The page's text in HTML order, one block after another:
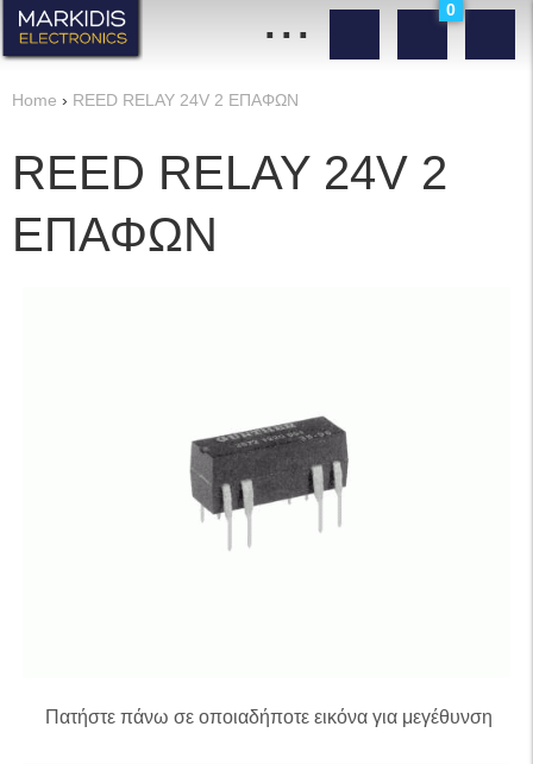
0
...
Home › REED RELAY 24V 2 ΕΠΑΦΩΝ
REED RELAY 24V 2
ΕΠΑΦΩΝ
Πατήστε πάνω σε οποιαδήποτε εικόνα για μεγέθυνση